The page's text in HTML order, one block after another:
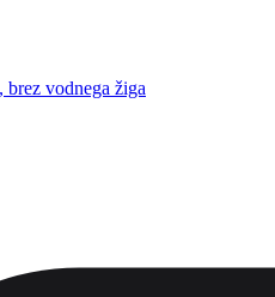
vodnega žiga